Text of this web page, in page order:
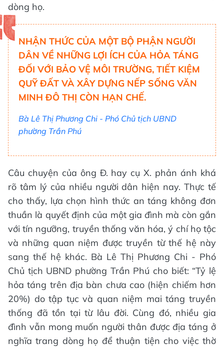
dòng họ.
NHẬN THỨC CỦA MỘT BỘ PHẬN NGƯỜI
DÂN VỀ NHỮNG LỢI ÍCH CỦA HỎA TÁNG
ĐỐI VỚI BẢO VỆ MÔI TRƯỜNG, TIẾT KIỆM
QUỸ ĐẤT VÀ XÂY DỰNG NẾP SỐNG VĂN
MINH ĐÔ THỊ CÒN HẠN CHẾ.
Bà Lê Thị Phương Chi - Phó Chủ tịch UBND
phường Trần Phú
Câu chuyện của ông Đ. hay cụ X. phản ánh khá
rõ tâm lý của nhiều người dân hiện nay. Thực tế
cho thấy, lựa chọn hình thức an táng không đơn
thuần là quyết định của một gia đình mà còn gắn
với tín ngưỡng, truyền thống văn hóa, ý chí họ tộc
và những quan niệm được truyền từ thế hệ này
sang thế hệ khác. Bà Lê Thị Phương Chi - Phó
Chủ tịch UBND phường Trần Phú cho biết: “Tỷ lệ
hỏa táng trên địa bàn chưa cao (hiện chiếm hơn
20%) do tập tục và quan niệm mai táng truyền
thống đã tồn tại từ lâu đời. Cùng đó, nhiều gia
đình vẫn mong muốn người thân được địa táng ở
nghĩa trang dòng họ để thuận tiện cho việc thờ